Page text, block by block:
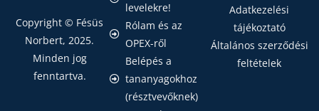
Copyright © Fésüs
Norbert, 2025.
Minden jog
fenntartva.
levelekre!
Rólam és az
OPEX-ről
Belépés a
tananyagokhoz
(résztvevőknek)
Adatkezelési
tájékoztató
Általános szerződési
feltételek